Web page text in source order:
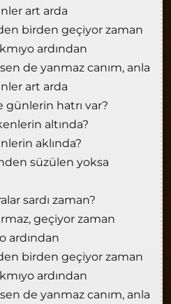
art arda
birden geçiyor zaman
ardından
de yanmaz canım, anla
art arda
günlerin hatrı var?
altında?
aklında?
süzülen yoksa
sardı zaman?
geçiyor zaman
ardından
birden geçiyor zaman
ardından
de yanmaz canım, anla